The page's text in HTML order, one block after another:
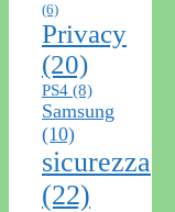
(6)
Privacy
(20)
PS4 (8)
Samsung
(10)
sicurezza
(22)